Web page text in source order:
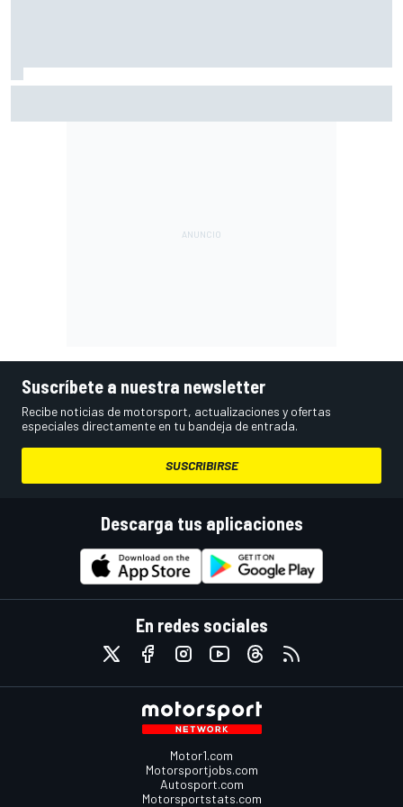
Suscríbete a nuestra newsletter
Recibe noticias de motorsport, actualizaciones y ofertas
especiales directamente en tu bandeja de entrada.
SUSCRIBIRSE
Descarga tus aplicaciones
En redes sociales
Motor1.com
Motorsportjobs.com
Autosport.com
Motorsportstats.com